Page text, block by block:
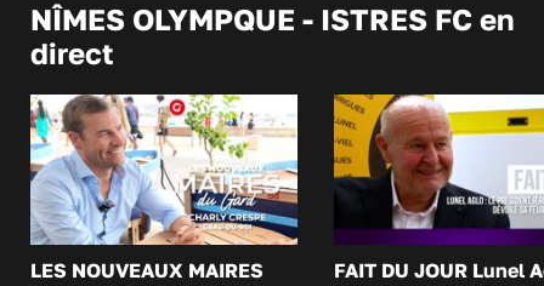
NÎMES OLYMPQUE - ISTRES FC en
direct
LES NOUVEAUX MAIRES FAIT DU JOUR Lunel